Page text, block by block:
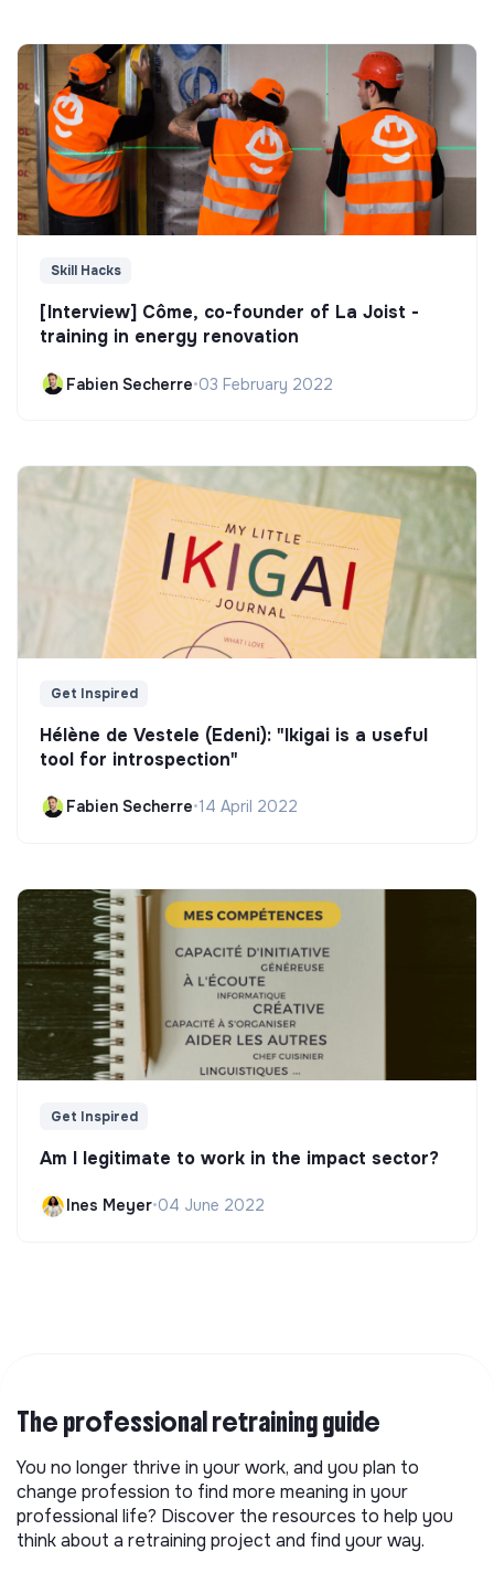
Skill Hacks
[Interview] Côme, co-founder of La Joist -
training in energy renovation
Fabien Secherre•03 February 2022
Get Inspired
Hélène de Vestele (Edeni): "Ikigai is a useful
tool for introspection"
Fabien Secherre•14 April 2022
Get Inspired
Am I legitimate to work in the impact sector?
Ines Meyer•04 June 2022
The professional retraining guide
You no longer thrive in your work, and you plan to
change profession to find more meaning in your
professional life? Discover the resources to help you
think about a retraining project and find your way.